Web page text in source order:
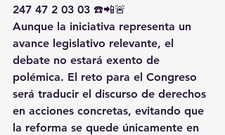
247 47 2 03 03 ☎️📲🚨
Aunque la iniciativa representa un
avance legislativo relevante, el
debate no estará exento de
polémica. El reto para el Congreso
será traducir el discurso de derechos
en acciones concretas, evitando que
la reforma se quede únicamente en